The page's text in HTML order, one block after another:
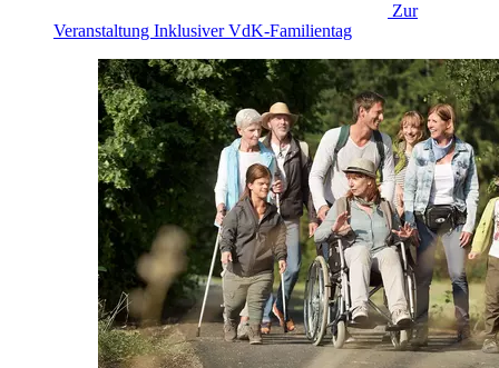
Zur
Veranstaltung Inklusiver VdK-Familientag